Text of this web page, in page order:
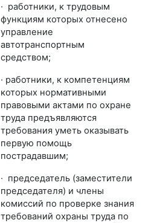
· работники, к трудовым
функциям которых отнесено
управление
автотранспортным
средством;
· работники, к компетенциям
которых нормативными
правовыми актами по охране
труда предъявляются
требования уметь оказывать
первую помощь
пострадавшим;
· председатель (заместители
председателя) и члены
комиссий по проверке знания
требований охраны труда по